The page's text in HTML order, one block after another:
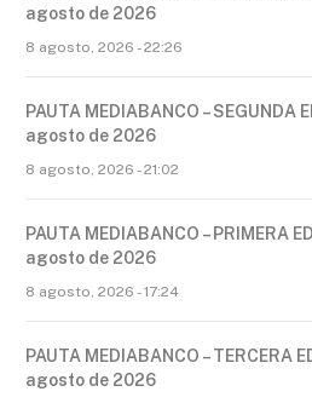
agosto de 2026
8 agosto, 2026 - 22:26
PAUTA MEDIABANCO – SEGUNDA
agosto de 2026
8 agosto, 2026 - 21:02
PAUTA MEDIABANCO – PRIMERA
agosto de 2026
8 agosto, 2026 - 17:24
PAUTA MEDIABANCO – TERCERA
agosto de 2026